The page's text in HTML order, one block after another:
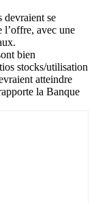
devraient se
l’offre, avec une
bien
stocks/utilisation
atteindre
la Banque